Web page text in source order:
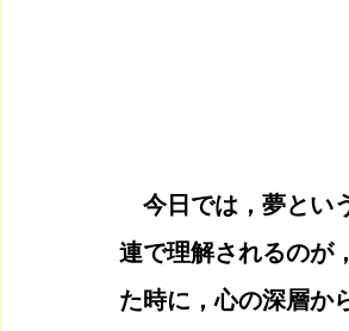
今日では，夢とい
連で理解されるのが
た時に，心の深層か